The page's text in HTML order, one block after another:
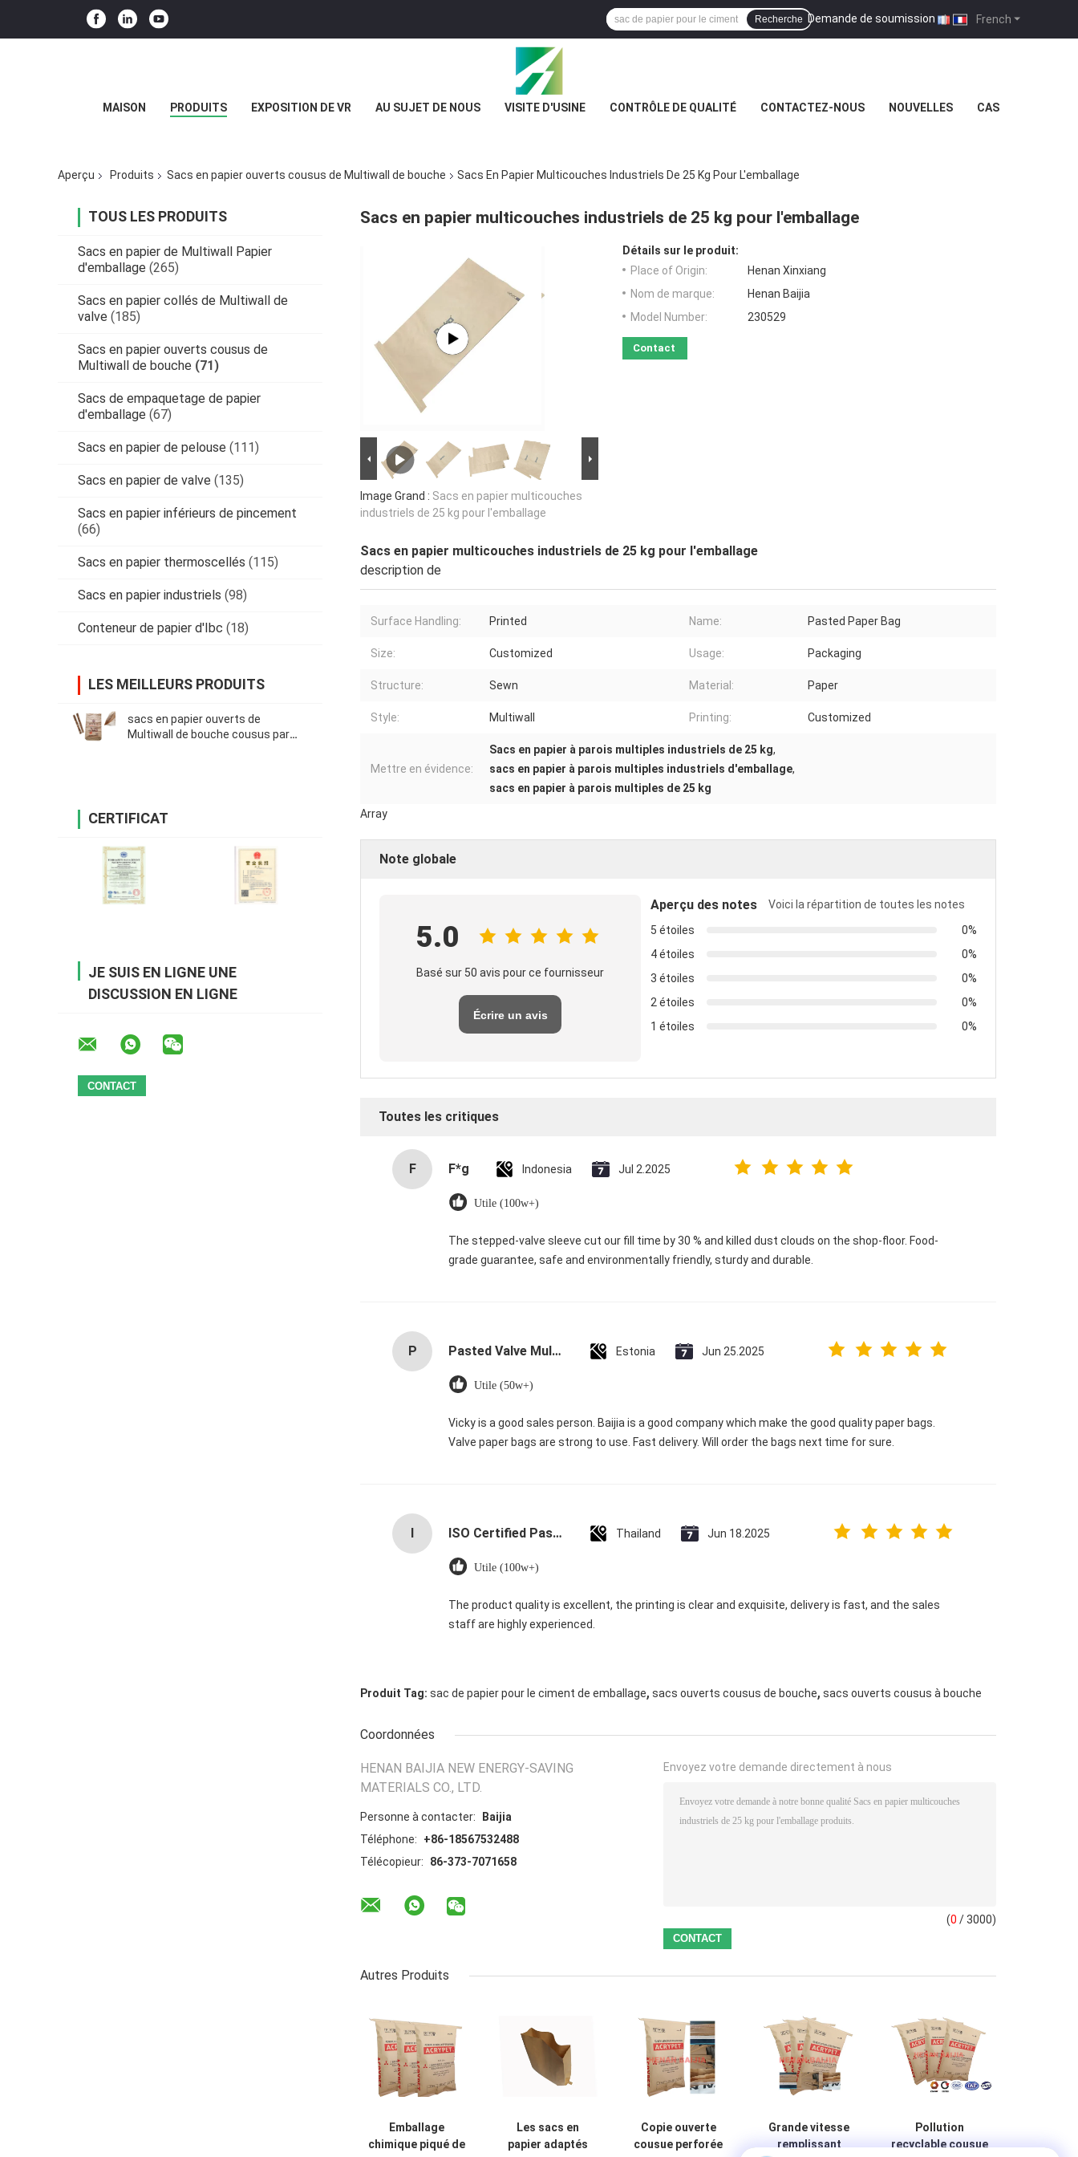
French
Demande de soumission |
Recherche
MAISON PRODUITS EXPOSITION DE VR AU SUJET DE NOUS VISITE D'USINE CONTRÔLE DE QUALITÉ CONTACTEZ-NOUS NOUVELLES CAS
Aperçu Produits Sacs en papier ouverts cousus de Multiwall de bouche Sacs En Papier Multicouches Industriels De 25 Kg Pour L'emballage
TOUS LES PRODUITS
Sacs en papier de Multiwall Papier
d'emballage (265)
Sacs en papier collés de Multiwall de
valve (185)
Sacs en papier ouverts cousus de
Multiwall de bouche (71)
Sacs de empaquetage de papier
d'emballage (67)
Sacs en papier de pelouse (111)
Sacs en papier de valve (135)
Sacs en papier inférieurs de pincement
(66)
Sacs en papier thermoscellés (115)
Sacs en papier industriels (98)
Conteneur de papier d'Ibc (18)
LES MEILLEURS PRODUITS
sacs en papier ouverts de
Multiwall de bouche cousus par
CERTIFICAT
JE SUIS EN LIGNE UNE
DISCUSSION EN LIGNE
Sacs en papier multicouches industriels de 25 kg pour l'emballage
Image Grand : Sacs en papier multicouches
industriels de 25 kg pour l'emballage
Détails sur le produit:
Place of Origin:
Henan Xinxiang
Nom de marque:
Henan Baijia
Model Number:
230529
Contact
Sacs en papier multicouches industriels de 25 kg pour l'emballage
description de
Surface Handling: Printed Name: Pasted Paper Bag
Size: Customized Usage: Packaging
Structure: Sewn Material: Paper
Style: Multiwall Printing: Customized
Mettre en évidence:
Sacs en papier à parois multiples industriels de 25 kg,
sacs en papier à parois multiples industriels d'emballage,
sacs en papier à parois multiples de 25 kg
Array
Note globale
5.0
Basé sur 50 avis pour ce fournisseur
Écrire un avis
Aperçu des notes
Voici la répartition de toutes les notes
5 étoiles
0%
4 étoiles
0%
3 étoiles
0%
2 étoiles
0%
1 étoiles
0%
Toutes les critiques
F F*g Indonesia Jul 2.2025
Utile (100w+)
The stepped-valve sleeve cut our fill time by 30 % and killed dust clouds on the shop-floor. Food-
grade guarantee, safe and environmentally friendly, sturdy and durable.
P Pasted Valve Multiwall Paper Bags for Durable Packaging with 10kg to 50kg Capacity and Moisture Resistance Estonia Jun 25.2025
Utile (50w+)
Vicky is a good sales person. Baijia is a good company which make the good quality paper bags.
Valve paper bags are strong to use. Fast delivery. Will order the bags next time for sure.
ISO Certified Pasted Valve Multiwall Paper Bags with 60M Annual Supply and 15-Day Delivery Thailand Jun 18.2025
Utile (100w+)
The product quality is excellent, the printing is clear and exquisite, delivery is fast, and the sales
staff are highly experienced.
Produit Tag: sac de papier pour le ciment de emballage, sacs ouverts cousus de bouche, sacs ouverts cousus à bouche
Coordonnées
HENAN BAIJIA NEW ENERGY-SAVING
MATERIALS CO., LTD.
Personne à contacter:
Baijia
Téléphone:
+86-18567532488
Télécopieur:
86-373-7071658
Envoyez votre demande directement à nous
(0 / 3000)
Autres Produits
Emballage
chimique piqué de
Les sacs en
papier adaptés
Copie ouverte
cousue perforée
Grande vitesse
remplissant
Pollution
recyclable cousue